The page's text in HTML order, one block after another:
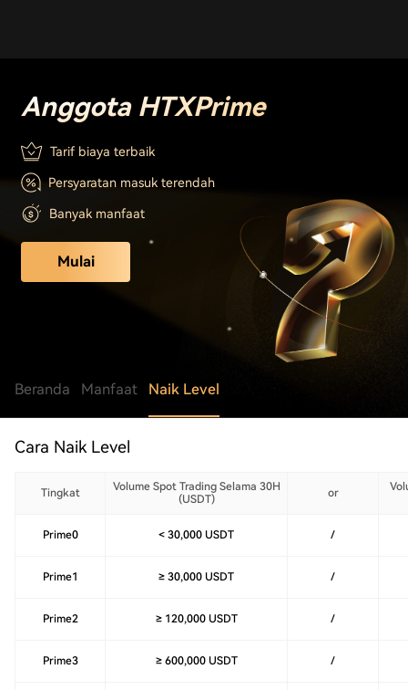
Anggota HTXPrime
Tarif biaya terbaik
Persyaratan masuk terendah
Banyak manfaat
Mulai
Beranda Manfaat Naik Level
Cara Naik Level
Tingkat
Volume Spot Trading Selama 30H
(USDT)
or
Prime0 < 30,000 USDT /
Prime1 ≥ 30,000 USDT /
Prime2 ≥ 120,000 USDT /
Prime3 ≥ 600,000 USDT /